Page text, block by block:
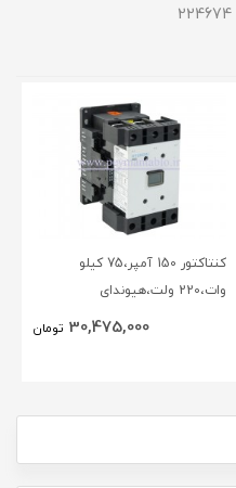
224674
کنتاکتور 150 آمپر،75 کیلو
وات،220 ولت،هیوندای
30,475,000 تومان